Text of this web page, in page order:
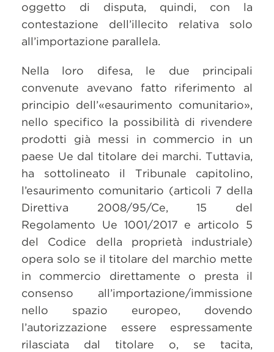
oggetto di disputa, quindi, con la
contestazione dell’illecito relativa solo
all’importazione parallela.
Nella loro difesa, le due principali
convenute avevano fatto riferimento al
principio dell’«esaurimento comunitario»,
nello specifico la possibilità di rivendere
prodotti già messi in commercio in un
paese Ue dal titolare dei marchi. Tuttavia,
ha sottolineato il Tribunale capitolino,
l’esaurimento comunitario (articoli 7 della
Direttiva 2008/95/Ce, 15 del
Regolamento Ue 1001/2017 e articolo 5
del Codice della proprietà industriale)
opera solo se il titolare del marchio mette
in commercio direttamente o presta il
consenso all’importazione/immissione
nello spazio europeo, dovendo
l’autorizzazione essere espressamente
rilasciata dal titolare o, se tacita,